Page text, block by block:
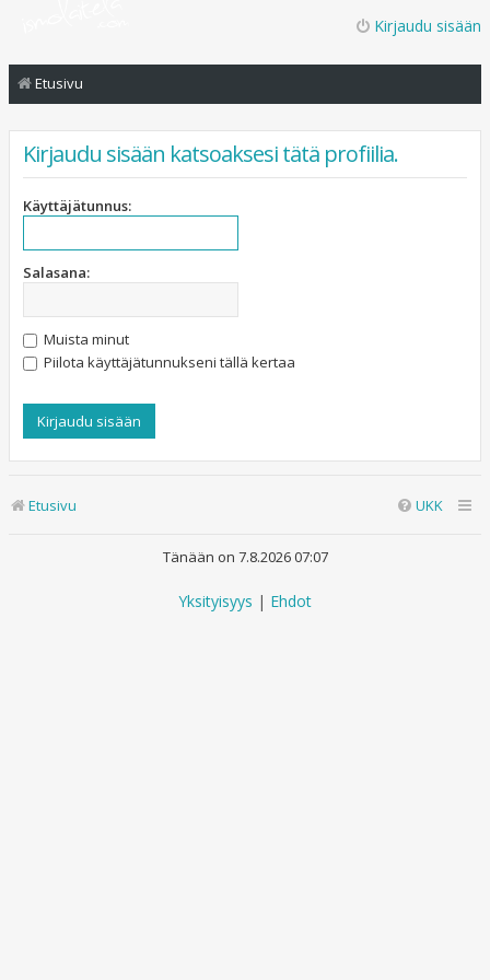
Kirjaudu sisään
Etusivu
Kirjaudu sisään katsoaksesi tätä profiilia.
Käyttäjätunnus:
Salasana:
Muista minut
Piilota käyttäjätunnukseni tällä kertaa
Etusivu UKK
Tänään on 7.8.2026 07:07
Yksityisyys | Ehdot